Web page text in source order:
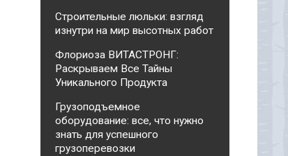
Строительные люльки: взгляд
изнутри на мир высотных работ
Флориоза ВИТАСТРОНГ:
Раскрываем Все Тайны
Уникального Продукта
Грузоподъемное
оборудование: все, что нужно
знать для успешного
грузоперевозки